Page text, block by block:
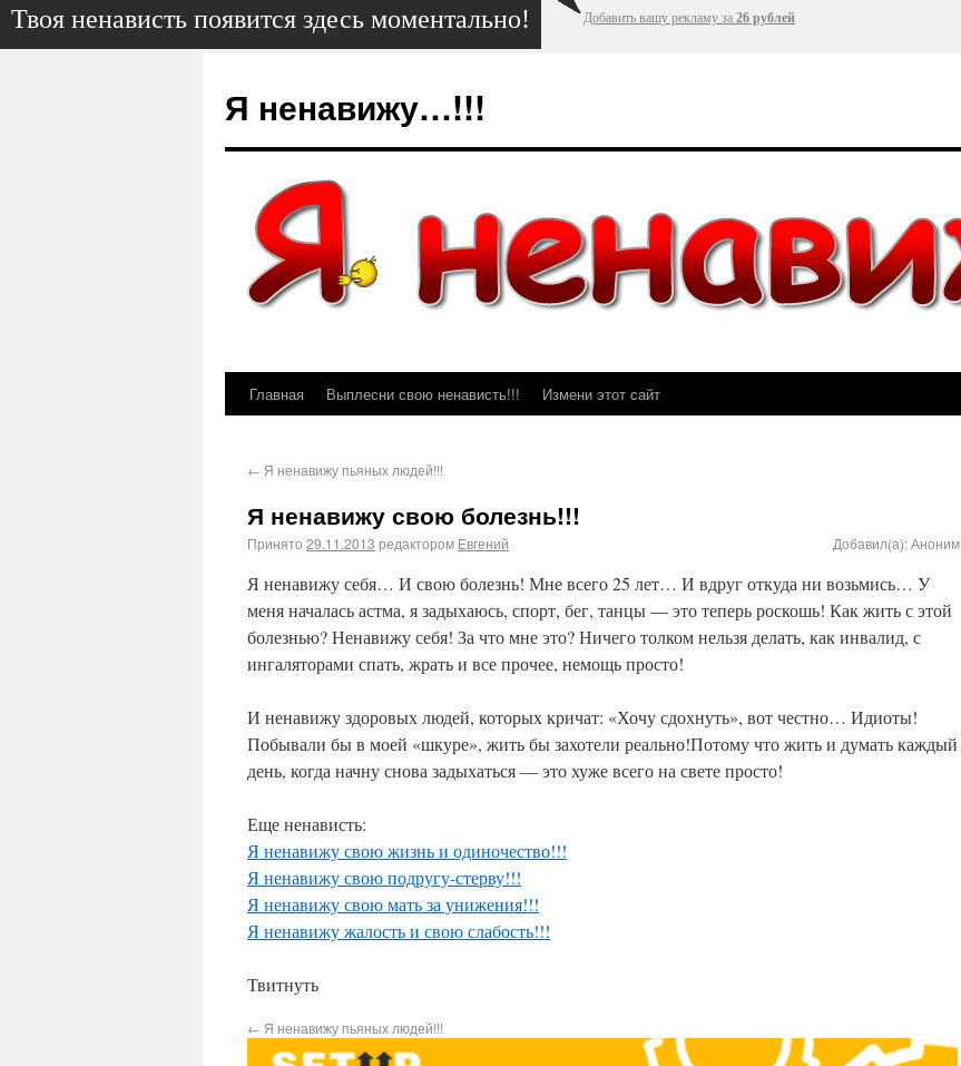
Твоя ненависть появится здесь моментально! Добавить вашу рекламу за 26 рублей
Я ненавижу…!!!
Главная Выплесни свою ненависть!!! Измени этот сайт
← Я ненавижу пьяных людей!!!
Я ненавижу свою болезнь!!!
Принято 29.11.2013 редактором Евгений Добавил(а): Аноним
Я ненавижу себя… И свою болезнь! Мне всего 25 лет… И вдруг откуда ни возьмись… У
меня началась астма, я задыхаюсь, спорт, бег, танцы — это теперь роскошь! Как жить с этой
болезнью? Ненавижу себя! За что мне это? Ничего толком нельзя делать, как инвалид, с
ингаляторами спать, жрать и все прочее, немощь просто!
И ненавижу здоровых людей, которых кричат: «Хочу сдохнуть», вот честно… Идиоты!
Побывали бы в моей «шкуре», жить бы захотели реально!Потому что жить и думать каждый
день, когда начну снова задыхаться — это хуже всего на свете просто!
Еще ненависть:
Я ненавижу свою жизнь и одиночество!!!
Я ненавижу свою подругу-стерву!!!
Я ненавижу свою мать за унижения!!!
Я ненавижу жалость и свою слабость!!!
Твитнуть
← Я ненавижу пьяных людей!!!